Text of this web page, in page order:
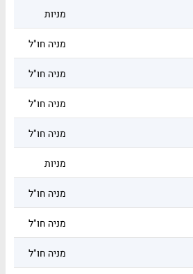
מניות
מניה חו"ל
מניה חו"ל
מניה חו"ל
מניה חו"ל
מניות
מניה חו"ל
מניה חו"ל
מניה חו"ל